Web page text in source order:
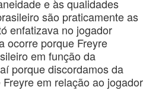
e às qualidades
são praticamente as
enfatizava no jogador
ocorre porque Freyre
em função da
porque discordamos da
em relação ao jogador